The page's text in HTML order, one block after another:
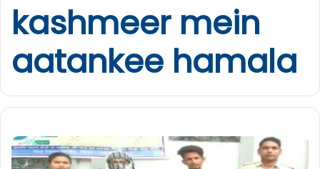
kashmeer mein
aatankee hamala